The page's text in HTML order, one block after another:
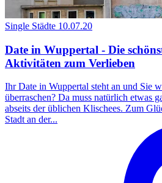
Single Städte 10.07.20
Date in Wuppertal - Die
Aktivitäten zum Verlieben
Ihr Date in Wuppertal steht an und Sie
überraschen? Da muss natürlich etwas
abseits der üblichen Klischees. Zum
Stadt an der...